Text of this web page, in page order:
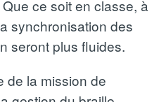
ce soit en classe, à
synchronisation des
seront plus fluides.
de la mission de